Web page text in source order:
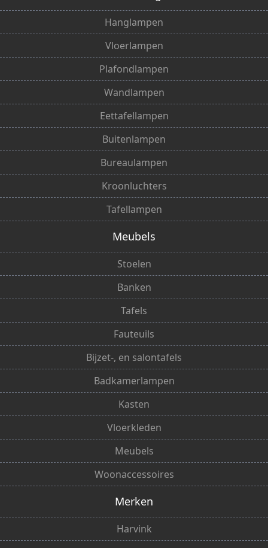
Hanglampen
Vloerlampen
Plafondlampen
Wandlampen
Eettafellampen
Buitenlampen
Bureaulampen
Kroonluchters
Tafellampen
Meubels
Stoelen
Banken
Tafels
Fauteuils
Bijzet-, en salontafels
Badkamerlampen
Kasten
Vloerkleden
Meubels
Woonaccessoires
Merken
Harvink